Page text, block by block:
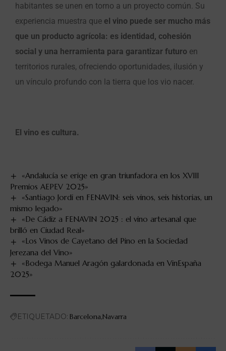
habitantes se unen en torno a un proyecto común. Su
experiencia muestra que el vino puede ser mucho más
que un producto agrícola: es identidad, cohesión
social y una herramienta para garantizar futuro en
territorios rurales, ofreciendo oportunidades, ilusión y
un vínculo profundo con la tierra que los vio nacer.
El vino es cultura.
«Andalucía se erige en gran triunfadora en los XVIII
Premios AEPEV 2025»
«Santiago Jordi en FENAVIN: seis vinos, seis historias, un
mismo legado»
«De Cádiz a FENAVIN 2025 : el vino artesanal que
brilló en Ciudad Real»
«Los Vinos de Cayetano del Pino en la Sociedad
Jerezana del Vino»
«Bodega Manuel Aragón galardonada en VinEspaña
2025»
ETIQUETADO: Barcelona Navarra